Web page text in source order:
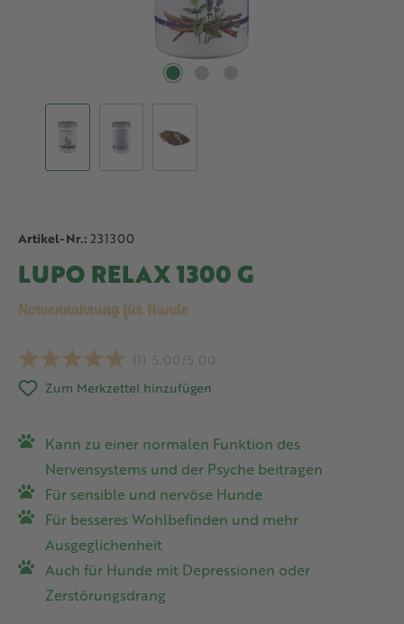
Artikel-Nr.: 231300
LUPO RELAX 1300 G
Nervennahrung für Hunde
Zum Merkzettel hinzufügen
Kann zu einer normalen Funktion des
Nervensystems und der Psyche beitragen
Für sensible und nervöse Hunde
Für besseres Wohlbefinden und mehr
Ausgeglichenheit
Auch für Hunde mit Depressionen oder
Zerstörungsdrang